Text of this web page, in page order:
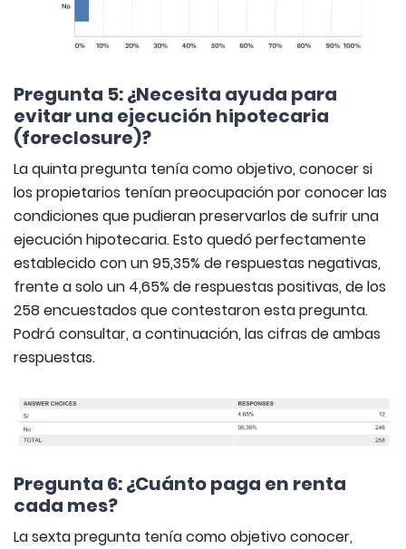
Pregunta 5: ¿Necesita ayuda para
evitar una ejecución hipotecaria
(foreclosure)?
La quinta pregunta tenía como objetivo, conocer si
los propietarios tenían preocupación por conocer las
condiciones que pudieran preservarlos de sufrir una
ejecución hipotecaria. Esto quedó perfectamente
establecido con un 95,35% de respuestas negativas,
frente a solo un 4,65% de respuestas positivas, de los
258 encuestados que contestaron esta pregunta.
Podrá consultar, a continuación, las cifras de ambas
respuestas.
Pregunta 6: ¿Cuánto paga en renta
cada mes?
La sexta pregunta tenía como objetivo conocer,